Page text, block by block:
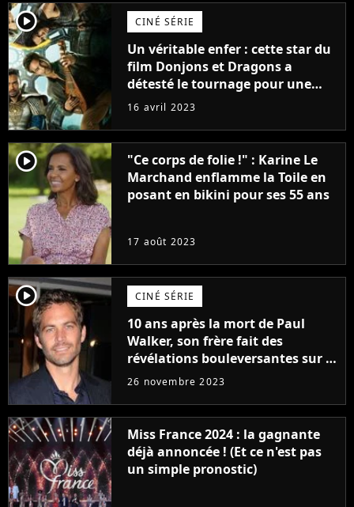
player2 CINÉ SÉRIE
Un véritable enfer : cette star du
film Donjons et Dragons a
détesté le tournage pour une
raison très spéciale
16 avril 2023
player2
"Ce corps de folie !" : Karine Le
Marchand enflamme la Toile en
posant en bikini pour ses 55 ans
17 août 2023
player2 CINÉ SÉRIE
10 ans après la mort de Paul
Walker, son frère fait des
révélations bouleversantes sur la
réaction des acteurs de Fast and
26 novembre 2023
Miss France 2024 : la gagnante
déjà annoncée ! (Et ce n'est pas
un simple pronostic)